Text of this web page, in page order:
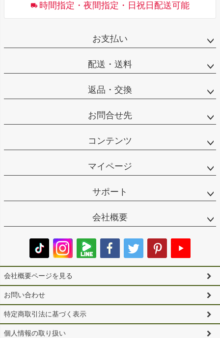
時間指定・夜間指定・日祝日配送可能
お支払い
配送・送料
返品・交換
お問合せ先
コンテンツ
マイページ
サポート
会社概要
会社概要ページを見る
お問い合わせ
特定商取引法に基づく表示
個人情報の取り扱い